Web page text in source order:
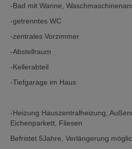
-Bad mit Wanne,
-getrenntes WC
-zentrales Vorzimmer
-Abstellraum
-Kellerabteil
-Tiefgarage im Haus
-Heizung Hauszentralheizung,
Eichenparkett, Fliesen
Befristet 5Jahre, Verlängerung